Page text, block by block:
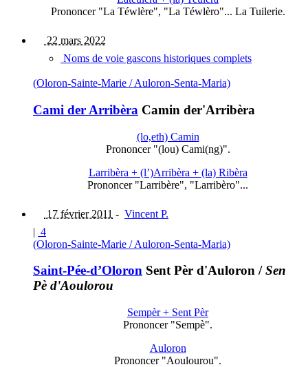
Prononcer "La Téwlère", "La Téwlèro"... La Tuilerie.
22 mars 2022
Noms de voie gascons historiques complets
(Oloron-Sainte-Marie / Auloron-Senta-Maria)
Cami der Arribèra Camin der'Arribèra
(lo,eth) Camin
Prononcer "(lou) Cami(ng)".
Larribèra + (l’)Arribèra + (la) Ribèra
Prononcer "Larribère", "Larribèro"...
17 février 2011 - Vincent P.
| 4
(Oloron-Sainte-Marie / Auloron-Senta-Maria)
Saint-Pée-d’Oloron Sent Pèr d'Auloron /Sen
Pè d'Aoulorou
Sempèr + Sent Pèr
Prononcer "Sempè".
Auloron
Prononcer "Aoulourou".